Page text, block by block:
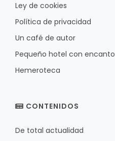
Ley de cookies
Política de privacidad
Un café de autor
Pequeño hotel con encanto
Hemeroteca
CONTENIDOS
De total actualidad